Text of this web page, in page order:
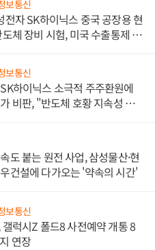
보통신
전자 SK하이닉스 중국 공장용 현
체 장비 시험, 미국 수출통제 대
보통신
하이닉스 소극적 주주환원에
비판, "반도체 호황 지속성 의
도 붙는 원전 사업, 삼성물산·현
건설에 다가오는 '약속의 시간'
보통신
럭시Z 폴드8 사전예약 개통 8
연장